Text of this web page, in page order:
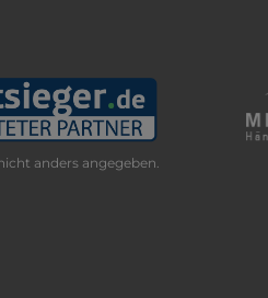
anders angegeben.